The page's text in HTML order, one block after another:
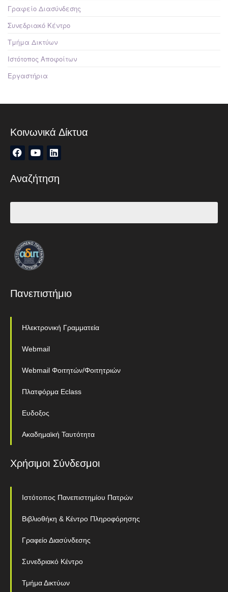
Γραφείο Διασύνδεσης
Συνεδριακό Κέντρο
Τμήμα Δικτύων
Ιστότοπος Αποφοίτων
Εργαστήρια
Κοινωνικά Δίκτυα
Αναζήτηση
Πανεπιστήμιο
Ηλεκτρονική Γραμματεία
Webmail
Webmail Φοιτητών/Φοιτητριών
Πλατφόρμα Eclass
Ευδοξος
Ακαδημαϊκή Ταυτότητα
Χρήσιμοι Σύνδεσμοι
Ιστότοπος Πανεπιστημίου Πατρών
Βιβλιοθήκη & Κέντρο Πληροφόρησης
Γραφείο Διασύνδεσης
Συνεδριακό Κέντρο
Τμήμα Δικτύων